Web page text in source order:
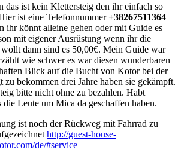
das ist kein Klettersteig den ihr einfach so
ist eine Telefonnummer+38267511364
ihr könnt alleine gehen oder mit Guide es
mit eigener Ausrüstung wenn ihr die
dann sind es 50,00€. Mein Guide war
wie schwer es war diesen wunderbaren
Blick auf die Bucht von Kotor bei der
zu bekommen drei Jahre haben sie gekämpft.
bitte nicht ohne zu bezahlen. Habt
Leute um Mica da geschaffen haben.
ist noch der Rückweg mit Fahrrad zu
http://guest-house-
de/#service